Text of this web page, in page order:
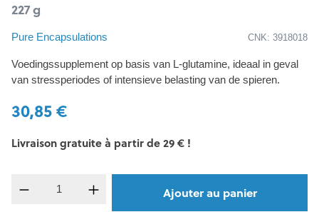
227 g
Pure Encapsulations CNK: 3918018
Voedingssupplement op basis van L-glutamine, ideaal in geval
van stressperiodes of intensieve belasting van de spieren.
30,85 €
Livraison gratuite à partir de 29 € !
Quantité de produit : Entrez la quantité
Ajouter au panier